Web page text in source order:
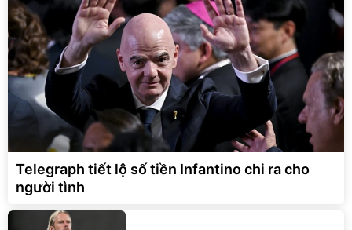
Telegraph tiết lộ số tiền Infantino chi ra cho
người tình